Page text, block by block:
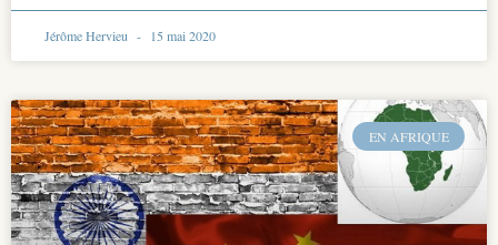
Jérôme Hervieu 15 mai 2020
EN AFRIQUE